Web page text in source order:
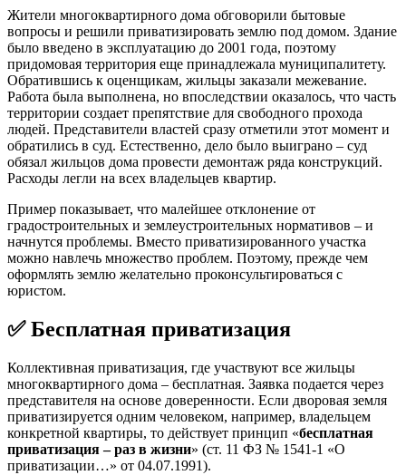
Жители многоквартирного дома обговорили бытовые
вопросы и решили приватизировать землю под домом. Здание
было введено в эксплуатацию до 2001 года, поэтому
придомовая территория еще принадлежала муниципалитету.
Обратившись к оценщикам, жильцы заказали межевание.
Работа была выполнена, но впоследствии оказалось, что часть
территории создает препятствие для свободного прохода
людей. Представители властей сразу отметили этот момент и
обратились в суд. Естественно, дело было выиграно – суд
обязал жильцов дома провести демонтаж ряда конструкций.
Расходы легли на всех владельцев квартир.
Пример показывает, что малейшее отклонение от
градостроительных и землеустроительных нормативов – и
начнутся проблемы. Вместо приватизированного участка
можно навлечь множество проблем. Поэтому, прежде чем
оформлять землю желательно проконсультироваться с
юристом.
✅ Бесплатная приватизация
Коллективная приватизация, где участвуют все жильцы
многоквартирного дома – бесплатная. Заявка подается через
представителя на основе доверенности. Если дворовая земля
приватизируется одним человеком, например, владельцем
конкретной квартиры, то действует принцип «бесплатная
приватизация – раз в жизни» (ст. 11 ФЗ № 1541-1 «О
приватизации…» от 04.07.1991).